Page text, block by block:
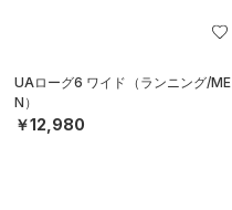
UAローグ6 ワイド（ランニング/ME
N）
￥12,980